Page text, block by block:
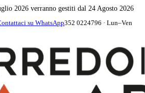
2026 verranno gestiti dal 24 Agosto 2026
su WhatsApp352 0224796 · Lun–Ven